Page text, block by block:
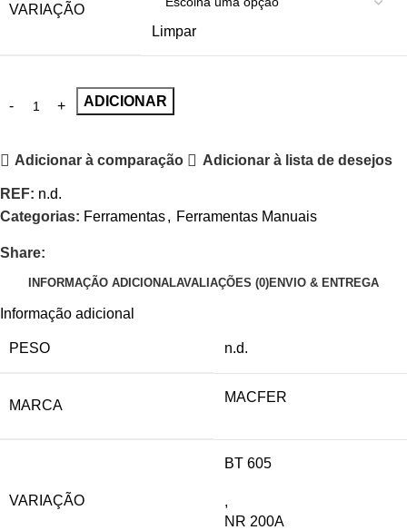
VARIAÇÃO
Limpar
ADICIONAR
Adicionar à comparação Adicionar à lista de desejos
REF: n.d.
Categorias: Ferramentas, Ferramentas Manuais
Share:
INFORMAÇÃO ADICIONALAVALIAÇÕES (0)ENVIO & ENTREGA
Informação adicional
PESO n.d.
MARCA
MACFER
VARIAÇÃO
BT 605
,
NR 200A